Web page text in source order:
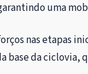
uma
nas etapas
base da ciclovia,